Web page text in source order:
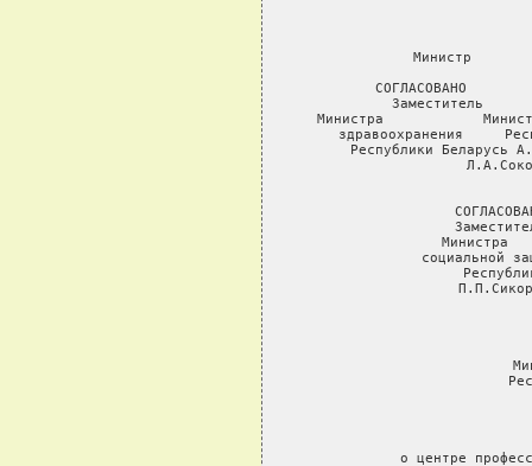
Министр
СОГЛАСОВАНО
Заместитель
Министра
здравоохранения
Республики Беларусь
Министра
социальной
о центре